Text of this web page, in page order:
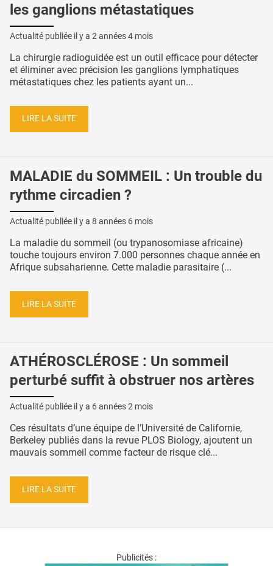
les ganglions métastatiques
Actualité publiée il y a 2 années 4 mois
La chirurgie radioguidée est un outil efficace pour détecter
et éliminer avec précision les ganglions lymphatiques
métastatiques chez les patients ayant un...
LIRE LA SUITE
MALADIE du SOMMEIL : Un trouble du
rythme circadien ?
Actualité publiée il y a 8 années 6 mois
La maladie du sommeil (ou trypanosomiase africaine)
touche toujours environ 7.000 personnes chaque année en
Afrique subsaharienne. Cette maladie parasitaire (...
LIRE LA SUITE
ATHÉROSCLÉROSE : Un sommeil
perturbé suffit à obstruer nos artères
Actualité publiée il y a 6 années 2 mois
Ces résultats d’une équipe de l’Université de Californie,
Berkeley publiés dans la revue PLOS Biology, ajoutent un
mauvais sommeil comme facteur de risque clé...
LIRE LA SUITE
Publicités :